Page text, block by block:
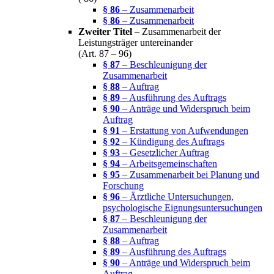
§ 86 – Zusammenarbeit
§ 86 – Zusammenarbeit
Zweiter Titel – Zusammenarbeit der
Leistungsträger untereinander
(Art. 87 – 96)
§ 87 – Beschleunigung der
Zusammenarbeit
§ 88 – Auftrag
§ 89 – Ausführung des Auftrags
§ 90 – Anträge und Widerspruch beim
Auftrag
§ 91 – Erstattung von Aufwendungen
§ 92 – Kündigung des Auftrags
§ 93 – Gesetzlicher Auftrag
§ 94 – Arbeitsgemeinschaften
§ 95 – Zusammenarbeit bei Planung und
Forschung
§ 96 – Ärztliche Untersuchungen,
psychologische Eignungsuntersuchungen
§ 87 – Beschleunigung der
Zusammenarbeit
§ 88 – Auftrag
§ 89 – Ausführung des Auftrags
§ 90 – Anträge und Widerspruch beim